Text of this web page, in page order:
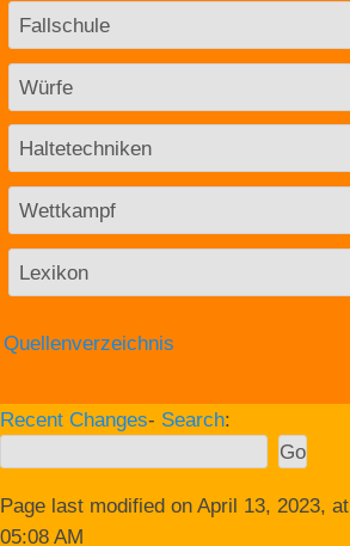
Fallschule
Würfe
Haltetechniken
Wettkampf
Lexikon
Quellenverzeichnis
Recent Changes- Search:
Page last modified on April 13, 2023, at
05:08 AM